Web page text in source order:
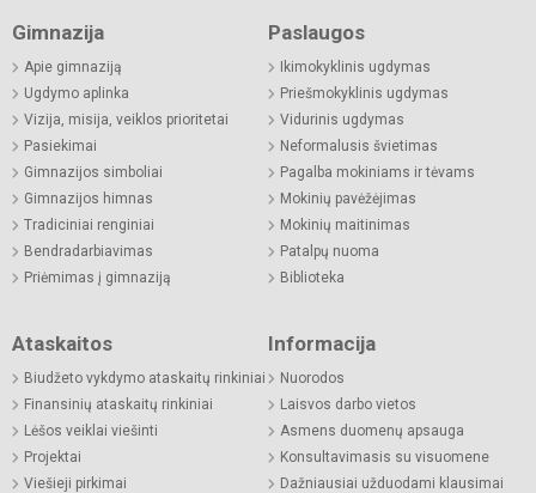
Gimnazija
Apie gimnaziją
Ugdymo aplinka
Vizija, misija, veiklos prioritetai
Pasiekimai
Gimnazijos simboliai
Gimnazijos himnas
Tradiciniai renginiai
Bendradarbiavimas
Priėmimas į gimnaziją
Paslaugos
Ikimokyklinis ugdymas
Priešmokyklinis ugdymas
Vidurinis ugdymas
Neformalusis švietimas
Pagalba mokiniams ir tėvams
Mokinių pavėžėjimas
Mokinių maitinimas
Patalpų nuoma
Biblioteka
Ataskaitos
Biudžeto vykdymo ataskaitų rinkiniai
Finansinių ataskaitų rinkiniai
Lėšos veiklai viešinti
Projektai
Viešieji pirkimai
Informacija
Nuorodos
Laisvos darbo vietos
Asmens duomenų apsauga
Konsultavimasis su visuomene
Dažniausiai užduodami klausimai